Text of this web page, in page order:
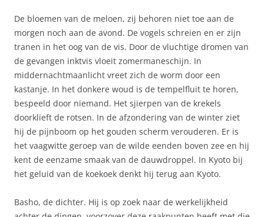
De bloemen van de meloen, zij behoren niet toe aan de
morgen noch aan de avond. De vogels schreien en er zijn
tranen in het oog van de vis. Door de vluchtige dromen van
de gevangen inktvis vloeit zomermaneschijn. In
middernachtmaanlicht vreet zich de worm door een
kastanje. In het donkere woud is de tempelfluit te horen,
bespeeld door niemand. Het sjierpen van de krekels
doorklieft de rotsen. In de afzondering van de winter ziet
hij de pijnboom op het gouden scherm verouderen. Er is
het vaagwitte geroep van de wilde eenden boven zee en hij
kent de eenzame smaak van de dauwdroppel. In Kyoto bij
het geluid van de koekoek denkt hij terug aan Kyoto.
Basho, de dichter. Hij is op zoek naar de werkelijkheid